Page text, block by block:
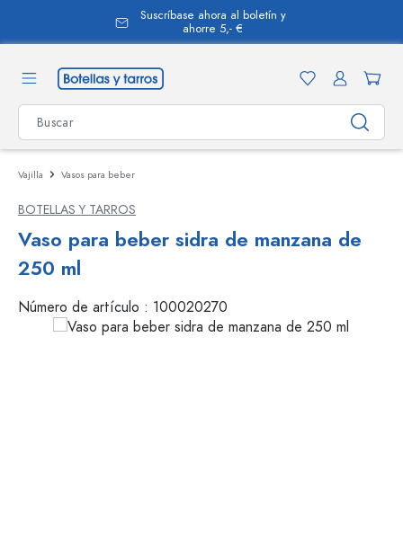
Suscríbase ahora al boletín y
ahorre 5,- €
Vajilla Vasos para beber
BOTELLAS Y TARROS
Vaso para beber sidra de manzana de
250 ml
Número de artículo : 100020270